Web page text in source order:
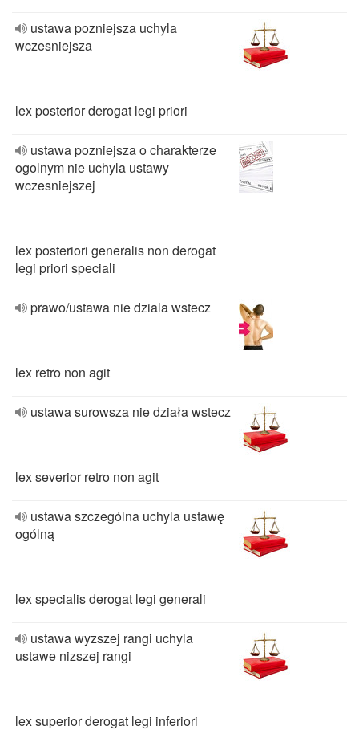
ustawa pozniejsza uchyla
wczesniejsza
lex posterior derogat legi priori
ustawa pozniejsza o charakterze
ogolnym nie uchyla ustawy
wczesniejszej
lex posteriori generalis non derogat
legi priori speciali
prawo/ustawa nie dziala wstecz
lex retro non agit
ustawa surowsza nie działa wstecz
lex severior retro non agit
ustawa szczególna uchyla ustawę
ogólną
lex specialis derogat legi generali
ustawa wyzszej rangi uchyla
ustawe nizszej rangi
lex superior derogat legi inferiori